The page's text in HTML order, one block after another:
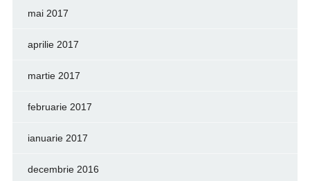
mai 2017
aprilie 2017
martie 2017
februarie 2017
ianuarie 2017
decembrie 2016